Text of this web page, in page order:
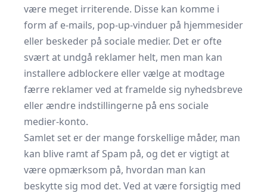
være meget irriterende. Disse kan komme i
form af e-mails, pop-up-vinduer på hjemmesider
eller beskeder på sociale medier. Det er ofte
svært at undgå reklamer helt, men man kan
installere adblockere eller vælge at modtage
færre reklamer ved at framelde sig nyhedsbreve
eller ændre indstillingerne på ens sociale
medier-konto.
Samlet set er der mange forskellige måder, man
kan blive ramt af Spam på, og det er vigtigt at
være opmærksom på, hvordan man kan
beskytte sig mod det. Ved at være forsigtig med